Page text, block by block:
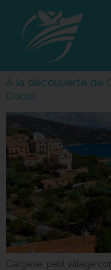
À la découverte de
Corse
Cargèse, petit village